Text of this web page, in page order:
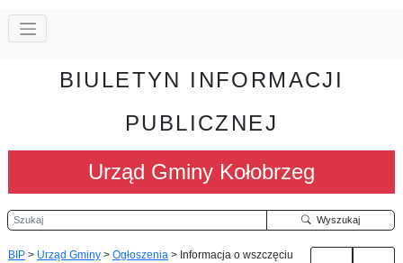
BIULETYN INFORMACJI
PUBLICZNEJ
Urząd Gminy Kołobrzeg
Szukaj Wyszukaj
BIP > Urząd Gminy > Ogłoszenia > Informacja o wszczęciu